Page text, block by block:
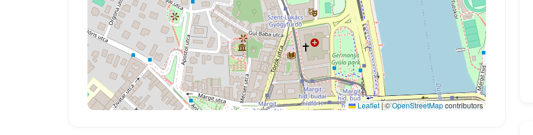
Leaflet |©OpenStreetMapcontributors